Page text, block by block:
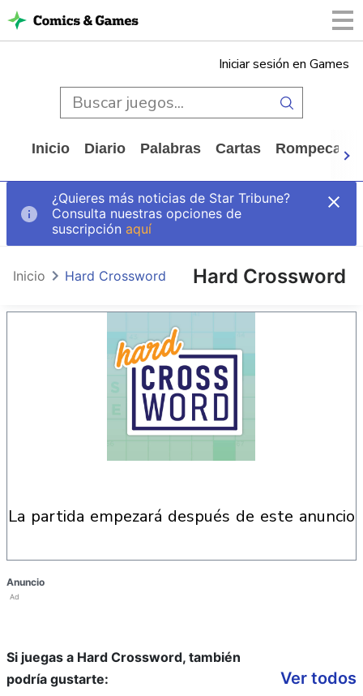
Iniciar sesión en Games
Inicio Diario Palabras Cartas
¿Quieres más noticias de Star Tribune?
Consulta nuestras opciones de
suscripción aquí
Hard Crossword
Inicio Hard Crossword
la partida empezará después de este anuncio
Anuncio
Ad
Si juegas a Hard Crossword, también
podría gustarte:
Ver todos